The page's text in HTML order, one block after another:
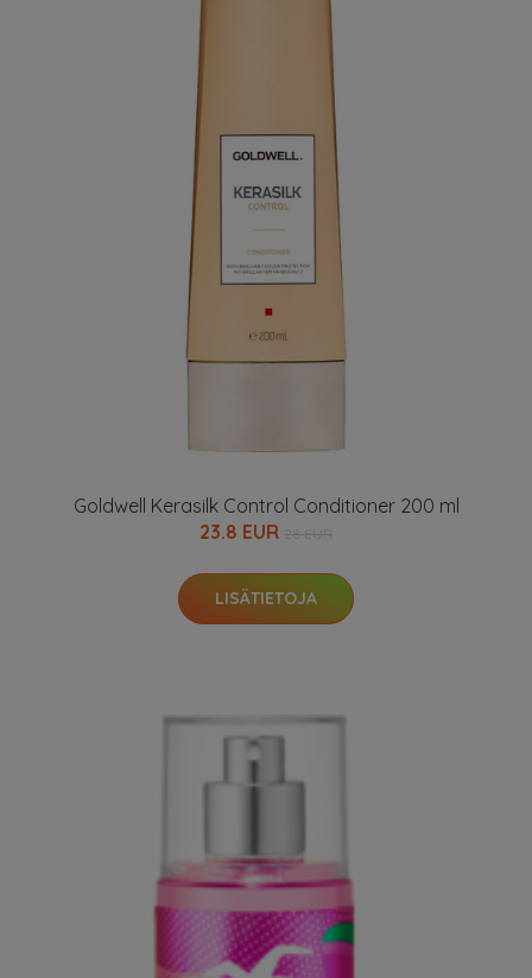
Goldwell Kerasilk Control Conditioner 200 ml
23.8 EUR
LISÄTIETOJA